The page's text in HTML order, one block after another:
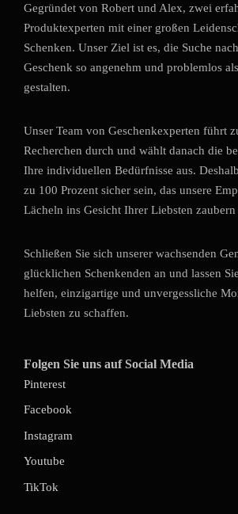
Gegründet von Robert und Alex, zwei
Produktexperten mit einer großen
Schenken. Unser Ziel ist es, die Suche
Geschenk so angenehm und problemlos
gestalten.
Unser Team von Geschenkexperten führt
Recherchen durch und wählt danach die
Ihre individuellen Bedürfnisse aus.
zu 100 Prozent sicher sein, das unsere
Lächeln ins Gesicht Ihrer Liebsten
Schließen Sie sich unserer wachsenden
glücklichen Schenkenden an und lassen
helfen, einzigartige und unvergessliche
Liebsten zu schaffen.
Folgen Sie uns auf Social Media
Pinterest
Facebook
Instagram
Youtube
TikTok